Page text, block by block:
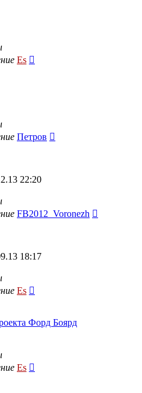
Es
Петров
22:20
FB2012_Voronezh
18:17
Es
Форд Боярд
Es